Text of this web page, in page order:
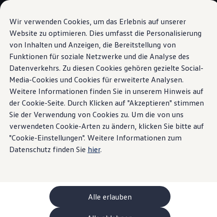
Wir verwenden Cookies, um das Erlebnis auf unserer
Website zu optimieren. Dies umfasst die Personalisierung
von Inhalten und Anzeigen, die Bereitstellung von
Funktionen für soziale Netzwerke und die Analyse des
Datenverkehrs. Zu diesen Cookies gehören gezielte Social-
Media-Cookies und Cookies für erweiterte Analysen.
Weitere Informationen finden Sie in unserem Hinweis auf
der Cookie-Seite. Durch Klicken auf "Akzeptieren" stimmen
Sie der Verwendung von Cookies zu. Um die von uns
verwendeten Cookie-Arten zu ändern, klicken Sie bitte auf
"Cookie-Einstellungen". Weitere Informationen zum
Datenschutz finden Sie hier.
Alle erlauben
Passer
au
contenu
principal
Sauter
au
pied
de
page
Votre configuration
Modèles spéciaux UNITED
Conseil et achat
Offres actuelles
Clients professionnels et gestion de flotte
Véhicules en stock
Occasions
Financement
Calculateur de leasing
Électromobilité
Coûts et financement
Recharge et autonomie
Recharger à domicile
Recharger en déplacement
Simulateur de temps de recharge
Simulateur d’autonomie
ChargeOn
Technologie et batterie
Info-divertissement
La destination en ligne
de mire.Le son dans les
oreilles.